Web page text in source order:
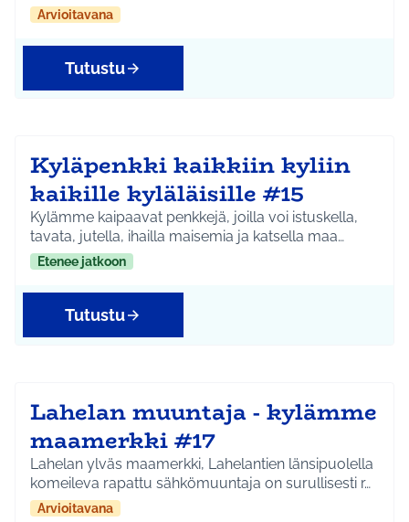
Arvioitavana
Tutustu
Kyläpenkki kaikkiin kyliin
kaikille kyläläisille #15
Kylämme kaipaavat penkkejä, joilla voi istuskella,
tavata, jutella, ihailla maisemia ja katsella maa…
Etenee jatkoon
Tutustu
Lahelan muuntaja - kylämme
maamerkki #17
Lahelan ylväs maamerkki, Lahelantien länsipuolella
komeileva rapattu sähkömuuntaja on surullisesti r…
Arvioitavana